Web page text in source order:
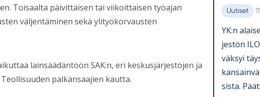
Toisaalta päivittäisen tai viikoittaisen työajan
väljentäminen sekä ylityökorvausten
lainsäädäntöön SAK:n, eri keskusjärjestöjen ja
palkansaajien kautta.
Kategoriat
Uutiset
YK:n
jes­tön
väk­syi
sista.